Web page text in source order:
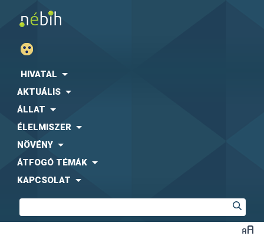
HIVATAL
AKTUÁLIS
ÁLLAT
ÉLELMISZER
NÖVÉNY
ÁTFOGÓ TÉMÁK
KAPCSOLAT